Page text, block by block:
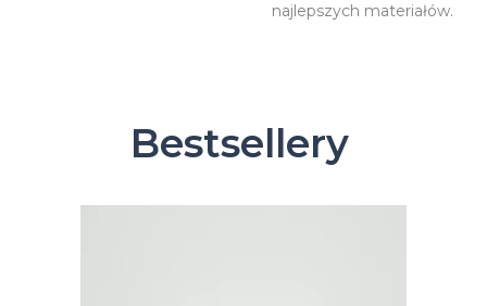
najlepszych materiałów.
Bestsellery